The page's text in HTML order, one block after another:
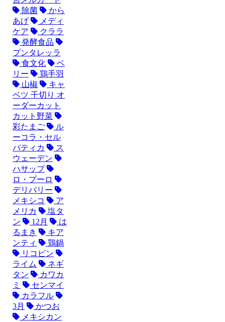
除菌
から
あげ
メディ
ケア
クララ
発酵食品
プンタレッラ
食文化
ベ
リー
鶏手羽
山椒
キャ
ベツ 千切り オ
ーダーカット
カット野菜
彩たまご
ル
ーコラ・セル
バティカ
ス
ウェーデン
ハサップ
ロ・プーロ
デリバリー
メキシコ
ア
メリカ
塩タ
ン
12月
は
るまき
キア
ンティ
鶏鍋
リコピン
ライム
ネギ
タン
カワカ
ミ
センマイ
カラフル
3月
かつお
メキシカン